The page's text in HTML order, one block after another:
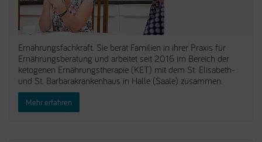
Ernährungsfachkraft. Sie berät Familien in ihrer Praxis für
Ernährungsberatung und arbeitet seit 2016 im Bereich der
ketogenen Ernährungstherapie (KET) mit dem St. Elisabeth-
und St. Barbarakrankenhaus in Halle (Saale) zusammen.
Mehr erfahren